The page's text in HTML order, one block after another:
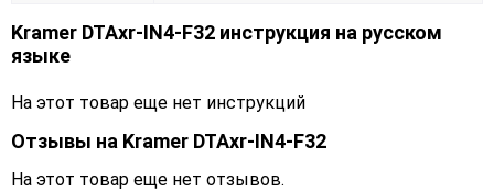
Kramer DTAxr-IN4-F32 инструкция на русском
языке
На этот товар еще нет инструкций
Отзывы на Kramer DTAxr-IN4-F32
На этот товар еще нет отзывов.